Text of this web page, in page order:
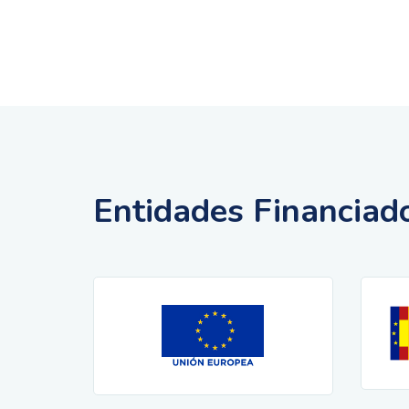
Entidades